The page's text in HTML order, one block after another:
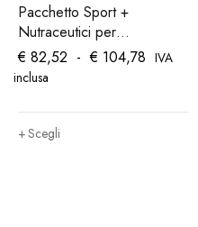
Pacchetto Sport +
Nutraceutici per
Performance Sportiva e
Recupero Muscolare |
e RECUPERO
€ 82,52 - € 104,78 IVA
inclusa
Scegli